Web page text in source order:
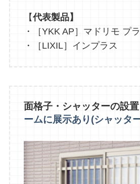
【代表製品】
・［YKK AP］マドリモ プ
・［LIXIL］インプラス
面格子・シャッターの設
ームに展示あり(シャッタ